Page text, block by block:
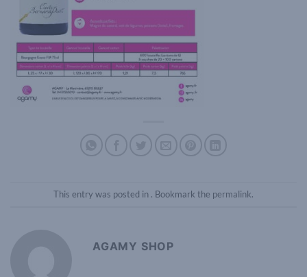
This entry was posted in . Bookmark the permalink.
AGAMY SHOP